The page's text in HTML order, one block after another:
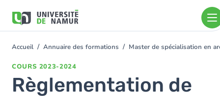
contenu
You
Accueil Annuaire des formations Master de spécialisation en
COURS 2023-2024
Règlementation de